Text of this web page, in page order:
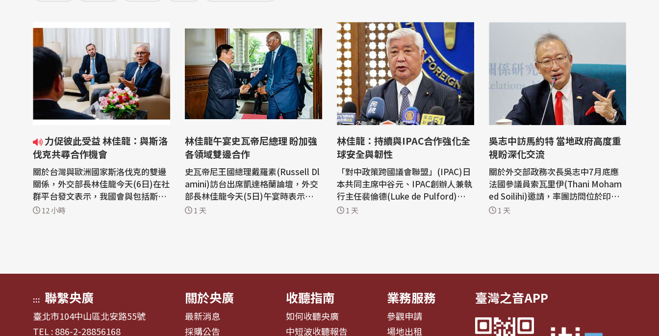
伐克共尋合作機會
關於台灣與歐洲國家斯洛伐克的雙邊
關係，外交部長林佳龍今天(6日)在社
群平台發文表示，我國會與包括斯洛
伐克在內的中東歐國家，持續從半導
12 小時
林佳龍午宴史瓦帝尼總理 盼加強
各領域雙邊合作
史瓦帝尼王國總理戴羅素(Russell Dl
amini)訪台出席凱達格蘭論壇，外交
部長林佳龍今天(5日)午宴時表示，台
灣自豪能成為史國最值得信賴的發展
1 天
林佳龍：持續與IPAC合作強化全
球安全與韌性
「對中政策跨國議會聯盟」(IPAC)日
本共同主席中谷元、IPAC創辦人兼執
行主任裴倫德(Luke de Pulford)、IP
AC日本主任山尾志櫻里組團來台出席
1 天
吳志中訪馬約特 當地政府高度重
視盼深化交流
關於外交部政務次長吳志中7月底應
法國參議員索瓦里伊(Thani Moham
ed Soilihi)邀請，率團訪問位於印度
洋的法國海外省馬約特(Mayotte)相
1 天
::: 聯繫央廣
臺北市104中山區北安路55號
TEL : 886-2-28856168
關於央廣
最新消息
採購公告
收聽指南
如何收聽央廣
中短波收聽報告
業務服務
參觀申請
場地出租
臺灣之音APP